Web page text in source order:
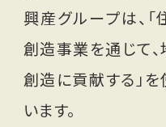
興産グループは、
創造事業を通じて
創造に貢献する」
います。